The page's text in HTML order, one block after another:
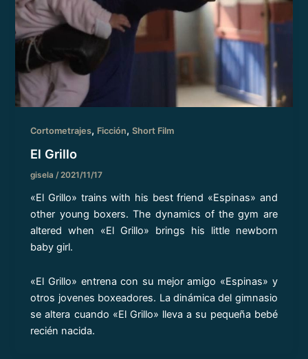
Cortometrajes, Ficción,Short Film
El Grillo
gisela/2021/11/17
«El Grillo» trains with his best friend «Espinas» and
other young boxers. The dynamics of the gym are
altered when «El Grillo» brings his little newborn
baby girl.
«El Grillo» entrena con su mejor amigo «Espinas» y
otros jovenes boxeadores. La dinámica del gimnasio
se altera cuando «El Grillo» lleva a su pequeña bebé
recién nacida.